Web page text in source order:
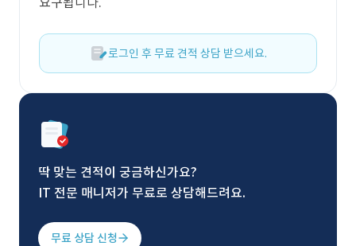
로그인 후 무료 견적 상담 받으세요.
딱 맞는 견적이 궁금하신가요?
IT 전문 매니저가 무료로 상담해드려요.
무료 상담 신청